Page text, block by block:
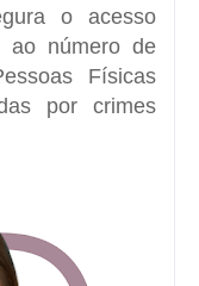
o acesso
ao número de
Físicas
por crimes